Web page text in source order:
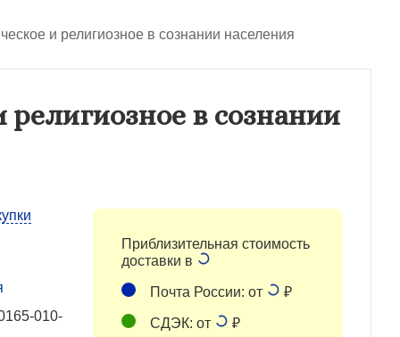
и религиозное в сознании населения
в сознании
010-
Приблизительная стоимость
доставки в
Почта России: от ₽
СДЭК: от ₽